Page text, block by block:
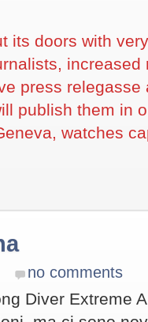
its doors with
increased
press relegasse
publish them in
watches
no comments
Diver Extreme